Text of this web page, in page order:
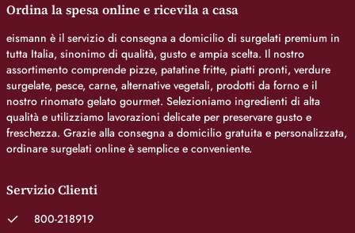
Ordina la spesa online e ricevila a casa
eismann è il servizio di consegna a domicilio di surgelati premium in
tutta Italia, sinonimo di qualità, gusto e ampia scelta. Il nostro
assortimento comprende pizze, patatine fritte, piatti pronti, verdure
surgelate, pesce, carne, alternative vegetali, prodotti da forno e il
nostro rinomato gelato gourmet. Selezioniamo ingredienti di alta
qualità e utilizziamo lavorazioni delicate per preservare gusto e
freschezza. Grazie alla consegna a domicilio gratuita e personalizzata,
ordinare surgelati online è semplice e conveniente.
Servizio Clienti
800-218919